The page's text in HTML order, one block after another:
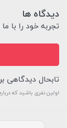
دیدگاه ها
تجربه خود را با
تابحال
اولین نفری باشید که